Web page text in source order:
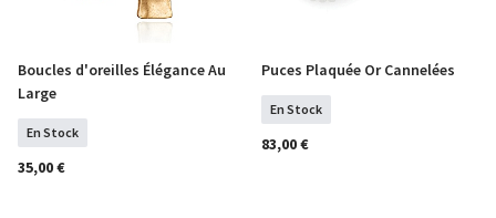
COMMANDER
Boucles d'oreilles Élégance Au
Large
En Stock
35,00 €
COMMANDER
Puces Plaquée Or Cannelées
En Stock
83,00 €